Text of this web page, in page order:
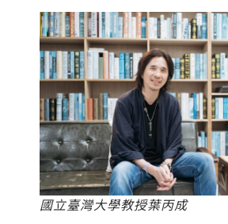
國立臺灣大學教授葉丙成